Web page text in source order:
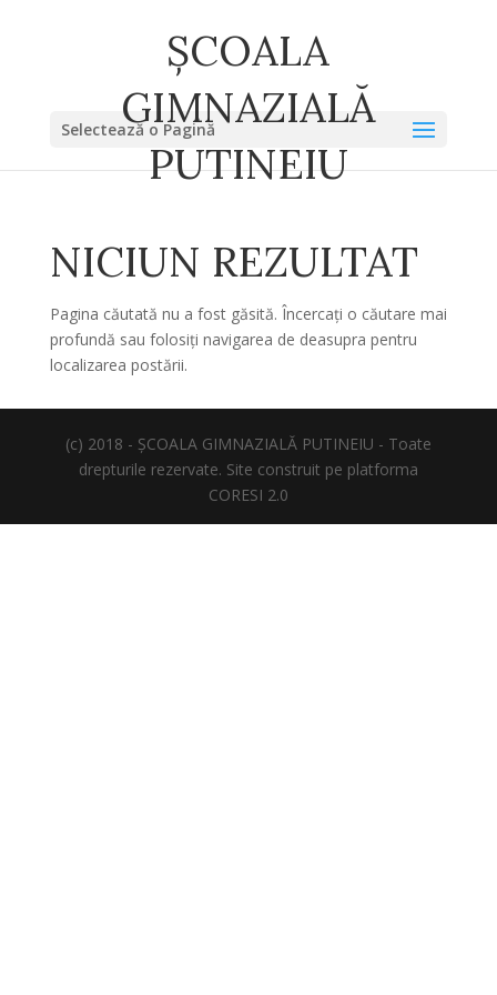
ȘCOALA
GIMNAZIALĂ
PUTINEIU
Selectează o Pagină
NICIUN REZULTAT
Pagina căutată nu a fost găsită. Încercați o căutare mai
profundă sau folosiți navigarea de deasupra pentru
localizarea postării.
(c) 2018 - ȘCOALA GIMNAZIALĂ PUTINEIU - Toate
drepturile rezervate. Site construit pe platforma
CORESI 2.0